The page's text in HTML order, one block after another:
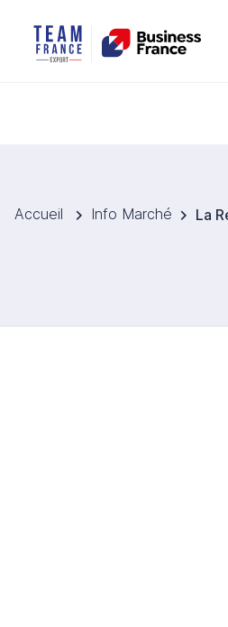
Accueil Info Marché